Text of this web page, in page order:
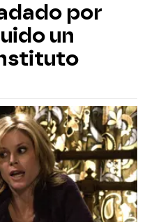
por
un